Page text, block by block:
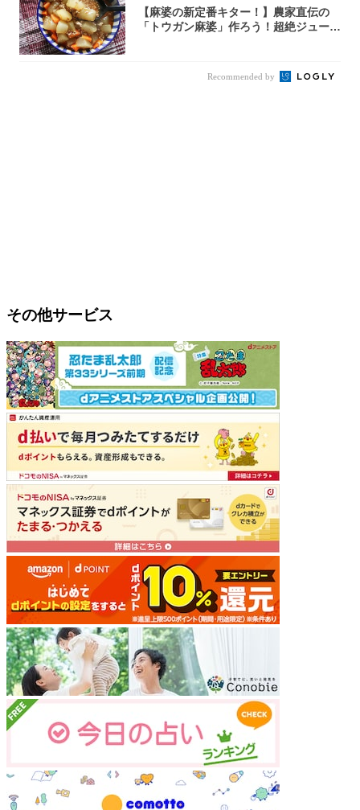
【麻婆の新定番キター！】農家直伝の
「トウガン麻婆」作ろう！超絶ジューシ
Recommended by
その他サービス